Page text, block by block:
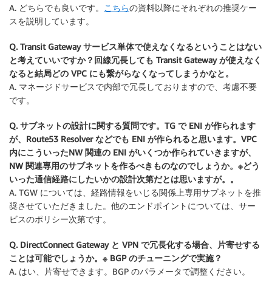
A. どちらでも良いです。
こちらの資料以降にそれぞれの推奨ケー
スを説明しています。
Q. Transit Gateway サービス単体で使えなくなるということはない
と考えていいですか？回線冗長しても Transit Gateway が使えなく
なると結局どの VPC にも繋がらなくなってしまうかなと。
A. マネージドサービスで内部で冗長しておりますので、考慮不要
です。
Q. サブネットの設計に関する質問です。TG で ENI が作られます
が、Route53 Resolver などでも ENI が作られると思います。VPC
内にこういったNW 関連の ENI がいくつか作られていきますが、
NW 関連専用のサブネットを作るべきものなのでしょうか。※どう
いった通信経路にしたいかの設計次第だとは思いますが。。
A. TGW については、経路情報をいじる関係上専用サブネットを推
奨させていただきました。他のエンドポイントについては、サー
ビスのポリシー次第です。
Q. DirectConnect Gateway と VPN で冗長化する場合、片寄せする
ことは可能でしょうか。※ BGP のチューニングで実施？
A. はい、片寄せできます。BGP のパラメータで調整ください。